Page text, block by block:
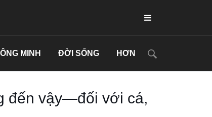
MINH ĐỜI SỐNG HƠN
đến vậy—đối với cá,